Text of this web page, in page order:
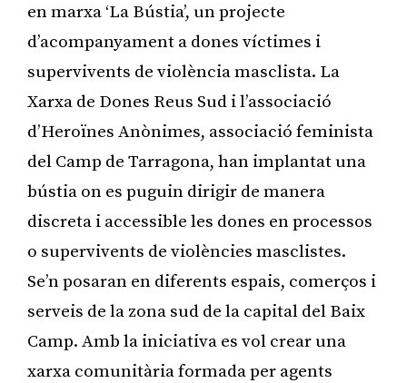
en marxa ‘La Bústia’, un projecte
d’acompanyament a dones víctimes i
supervivents de violència masclista. La
Xarxa de Dones Reus Sud i l’associació
d’Heroïnes Anònimes, associació feminista
del Camp de Tarragona, han implantat una
bústia on es puguin dirigir de manera
discreta i accessible les dones en processos
o supervivents de violències masclistes.
Se’n posaran en diferents espais, comerços i
serveis de la zona sud de la capital del Baix
Camp. Amb la iniciativa es vol crear una
xarxa comunitària formada per agents